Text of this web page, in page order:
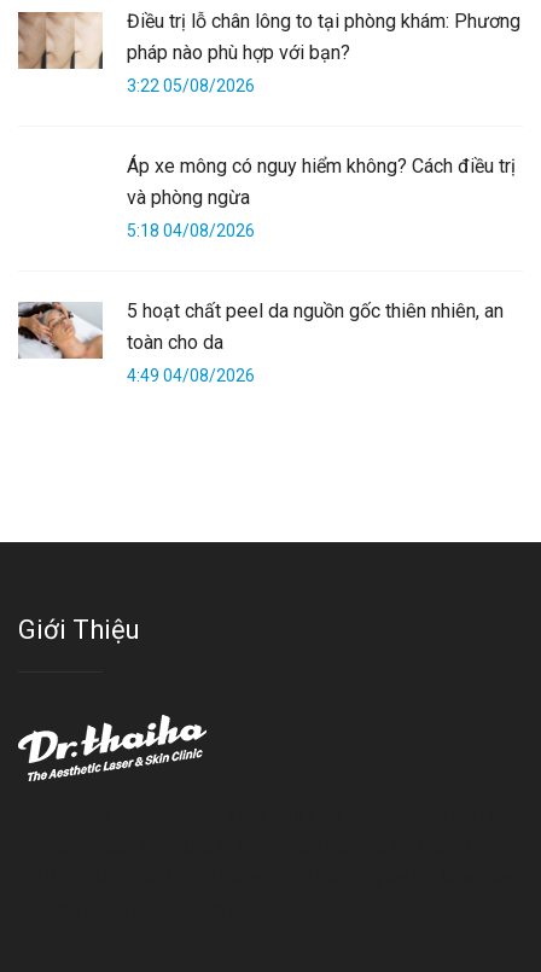
Điều trị lỗ chân lông to tại phòng khám: Phương
pháp nào phù hợp với bạn?
3:22 05/08/2026
Áp xe mông có nguy hiểm không? Cách điều trị
và phòng ngừa
5:18 04/08/2026
5 hoạt chất peel da nguồn gốc thiên nhiên, an
toàn cho da
4:49 04/08/2026
Giới Thiệu